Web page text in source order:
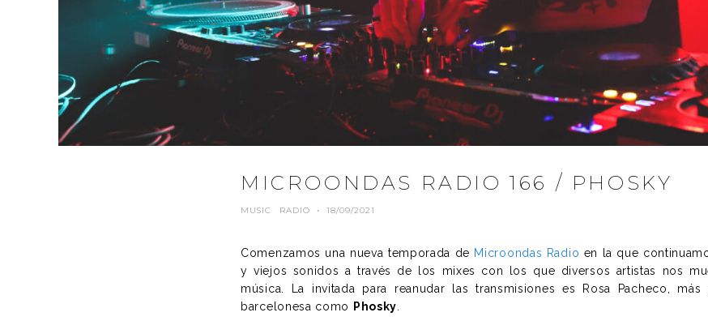
MICROONDAS RADIO 166 / PHOSKY
MUSIC RADIO · 18/09/2021
Comenzamos una nueva temporada de Microondas Radio en la que
y viejos sonidos a través de los mixes con los que diversos artistas nos
música. La invitada para reanudar las transmisiones es Rosa Pacheco,
barcelonesa como
Phosky.